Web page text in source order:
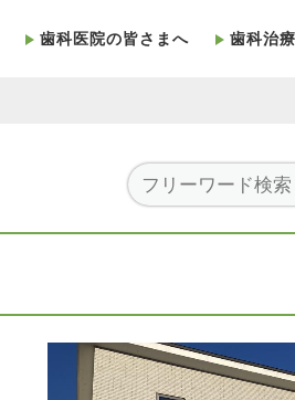
歯科医院の皆さまへ 歯科治